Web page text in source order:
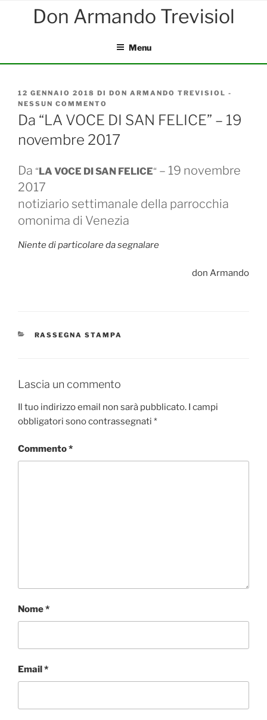
Menu
PUBBLICATO
IL
12 GENNAIO 2018 DI DON ARMANDO TREVISIOL -
NESSUN COMMENTO
DA
“LA
VOCE
DI
FELICE”
NOVEMBRE
2017
Da “LA VOCE DI SAN FELICE” – 19
novembre 2017
Da “ LA VOCE DI SAN FELICE“ – 19 novembre
2017
notiziario settimanale della parrocchia
omonima di Venezia
Niente di particolare da segnalare
don Armando
CATEGORIE
RASSEGNA STAMPA
Lascia un commento
Il tuo indirizzo email non sarà pubblicato. I campi
obbligatori sono contrassegnati *
Commento*
Nome*
Email*